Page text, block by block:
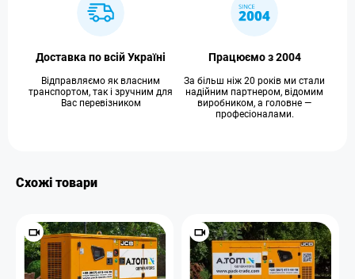
Доставка по всій Україні
Відправляємо як власним
транспортом, так і зручним для
Вас перевізником
Працюємо з 2004
За більш ніж 20 років ми стали
надійним партнером, відомим
виробником, а головне —
професіоналами.
Схожі товари